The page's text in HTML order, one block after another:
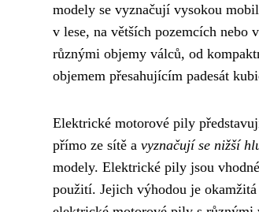
modely se vyznačují vysokou
v lese, na větších pozemcích
různými objemy válců, od
objemem přesahujícím padesát
Elektrické motorové pily
přímo ze sítě a vyznačují se nižší
modely. Elektrické pily jsou
použití. Jejich výhodou je